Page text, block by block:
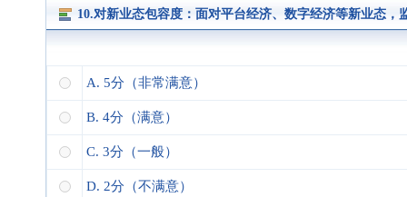
10.对新业态包容度：面对平台经济、数字经济等新业态，
A. 5分（非常满意）
B. 4分（满意）
C. 3分（一般）
D. 2分（不满意）